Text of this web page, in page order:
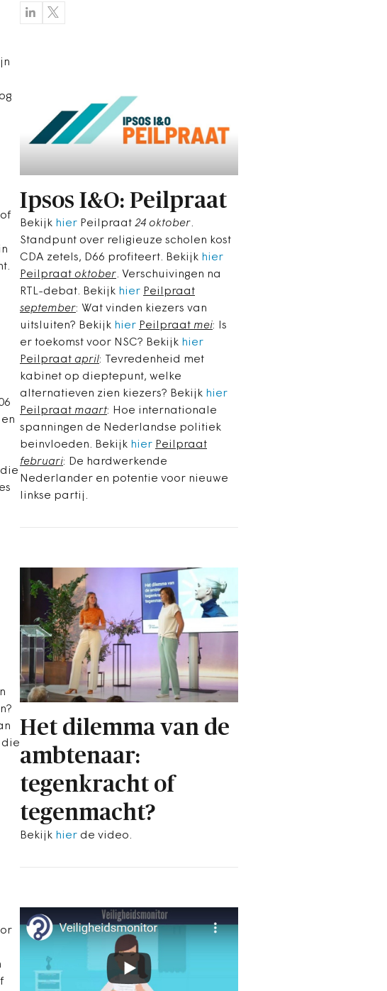
die
Ipsos I&O: Peilpraat
Bekijk hier Peilpraat 24 oktober.
Standpunt over religieuze scholen kost
CDA zetels, D66 profiteert. Bekijk hier
Peilpraat oktober. Verschuivingen na
RTL-debat. Bekijk hier Peilpraat
september: Wat vinden kiezers van
uitsluiten? Bekijk hier Peilpraat mei: Is
er toekomst voor NSC? Bekijk hier
Peilpraat april: Tevredenheid met
kabinet op dieptepunt, welke
alternatieven zien kiezers? Bekijk hier
Peilpraat maart: Hoe internationale
spanningen de Nederlandse politiek
beinvloeden. Bekijk hier Peilpraat
februari: De hardwerkende
Nederlander en potentie voor nieuwe
linkse partij.
Het dilemma van de
ambtenaar:
tegenkracht of
tegenmacht?
Bekijk hier de video.